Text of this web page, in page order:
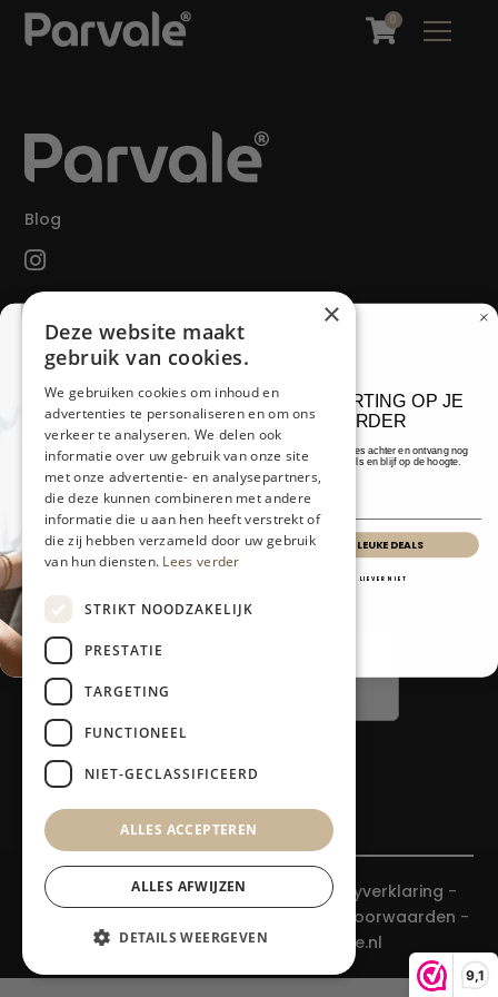
9,1
0
Blog
Producten
Alle producten
LED-therapie
Ontharen
Service
Klantenservice
Contact
Retours en garantie
© 2026 Parvale® - KvK: 89121880 - Privacyverklaring -
Algemene Voorwaarden -
Gemaakt door:Totstraksonline.nl
10% KORTING OP JE
ORDER
Laat je e-mailadres achter en ontvang nog
meer leuke deals en blijf op de hoogte.
IK WIL LEUKE DEALS
NEE, LIEVER NIET
×
Deze website maakt
gebruik van cookies.
We gebruiken cookies om inhoud en
advertenties te personaliseren en om ons
verkeer te analyseren. We delen ook
informatie over uw gebruik van onze site
met onze advertentie- en analysepartners,
die deze kunnen combineren met andere
informatie die u aan hen heeft verstrekt of
die zij hebben verzameld door uw gebruik
van hun diensten. Lees verder
STRIKT NOODZAKELIJK
PRESTATIE
TARGETING
FUNCTIONEEL
NIET-GECLASSIFICEERD
ALLES ACCEPTEREN
ALLES AFWIJZEN
DETAILS WEERGEVEN